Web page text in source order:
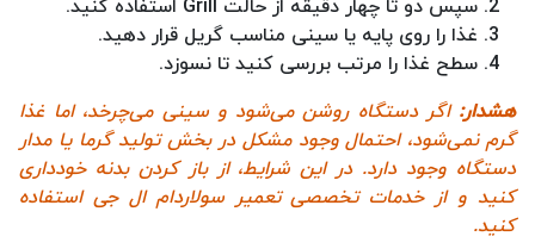
غذا را روی پایه یا سینی مناسب گریل قرار دهید.
سطح غذا را مرتب بررسی کنید تا نسوزد.
هشدار: اگر دستگاه روشن می‌شود و سینی می‌چرخد، اما غذا
گرم نمی‌شود، احتمال وجود مشکل در بخش تولید گرما یا مدار
دستگاه وجود دارد. در این شرایط، از باز کردن بدنه خودداری
کنید و از خدمات تخصصیتعمیر سولاردام ال جی استفاده
کنید.